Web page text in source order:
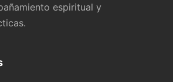
espiritual y